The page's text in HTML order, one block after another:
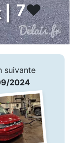
|7❤️
suivante
2024